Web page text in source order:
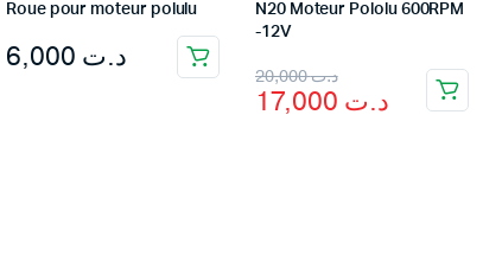
Roue pour moteur polulu
د.ت
N20 Moteur Pololu 600RPM
-12V
د.ت20,000
Original
price
د.ت
Current
price